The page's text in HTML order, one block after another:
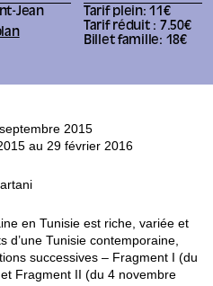
Jean
Tarif plein: 11€
Tarif réduit : 7.50€
Billet famille: 18€
2015
au 29 février 2016
en Tunisie est riche, variée et
Tunisie contemporaine,
successives – Fragment I (du
Fragment II (du 4 novembre